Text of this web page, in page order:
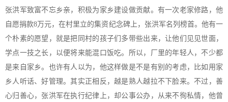
张洪军致富不忘乡亲，积极为家乡建设做贡献。有一次老家修路，他
自愿捐款8万元，在村里立的集资纪念碑上，张洪军名列榜首。他有一
个朴素的愿望，就是把同村的孩子们多带些出来，让他们见见世面，
学点一技之长，以便将来能混口饭吃。所以，厂里的年轻人，不少都
是来自家乡。也许有人以为，他这样做是不是有别的考虑，比如用家
乡人听话、好管理。其实正相反，越是熟人越拉不下脸来。不过，善
心归善心，张洪军在执行纪律上，却公事公办，从来不徇私情，他曾